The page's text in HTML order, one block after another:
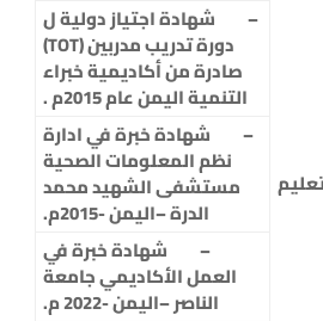
– شهادة اجتياز دولية ل
دورة تدريب مدربين (TOT)
صادرة من أكاديمية خبراء
التنمية اليمن عام 2015م .
– شهادة خبرة في ادارة
نظم المعلومات الصحية
مستشفى الشهيد محمد
الدرة –اليمن -2015م.
– شهادة خبرة في
العمل الأكاديمي جامعة
الناصر –اليمن -2022 م.